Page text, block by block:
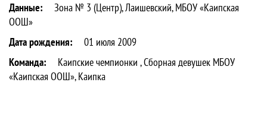
Данные:
Зона № 3 (Центр), Лаишевский, МБОУ «Каипская
ООШ»
Дата рождения:
01 июля 2009
Команда:
Каипские чемпионки , Сборная девушек МБОУ
«Каипская ООШ», Каипка